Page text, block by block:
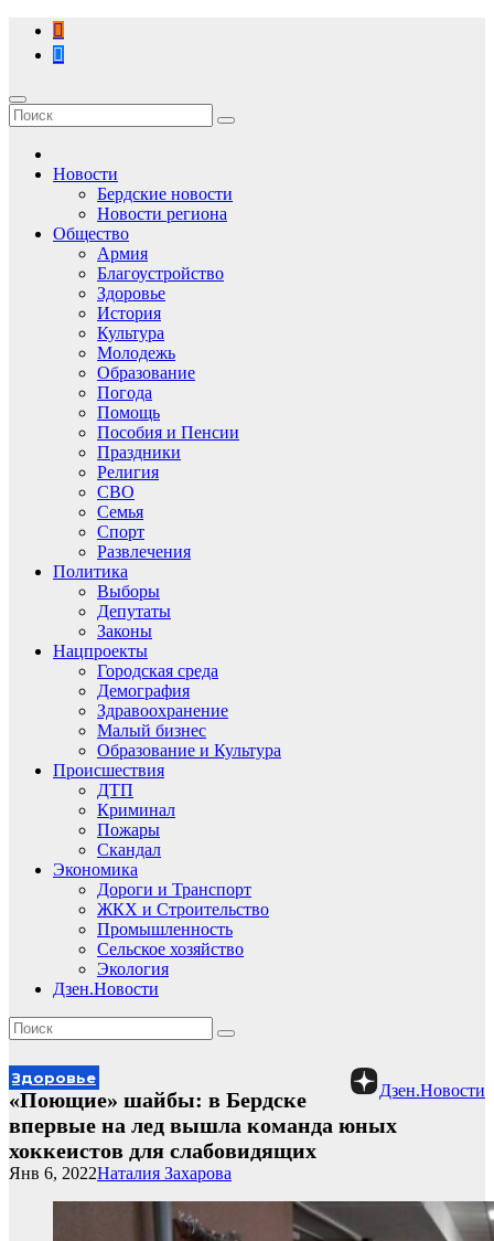
Перейти
содержимому
Новости
Бердские новости
Новости региона
Общество
Армия
Благоустройство
Здоровье
История
Культура
Молодежь
Образование
Погода
Помощь
Пособия и Пенсии
Праздники
Религия
СВО
Семья
Спорт
Развлечения
Политика
Выборы
Депутаты
Законы
Нацпроекты
Городская среда
Демография
Здравоохранение
Малый бизнес
Образование и Культура
Происшествия
ДТП
Криминал
Пожары
Скандал
Экономика
Дороги и Транспорт
ЖКХ и Строительство
Промышленность
Сельское хозяйство
Экология
Дзен.Новости
Дзен.Новости
Здоровье
«Поющие» шайбы: в Бердске
впервые на лед вышла команда юных
хоккеистов для слабовидящих
Наталия Захарова
Янв 6, 2022